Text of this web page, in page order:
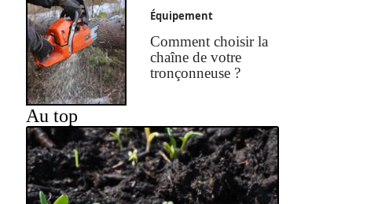
Équipement
Comment choisir la
chaîne de votre
tronçonneuse ?
Au top